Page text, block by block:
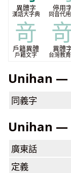
異體字
漢語大字典
停用
同音代
竒
戶籍異體
戶籍文字
異體
台灣教
Unihan —
同義字
Unihan —
廣東話
定義